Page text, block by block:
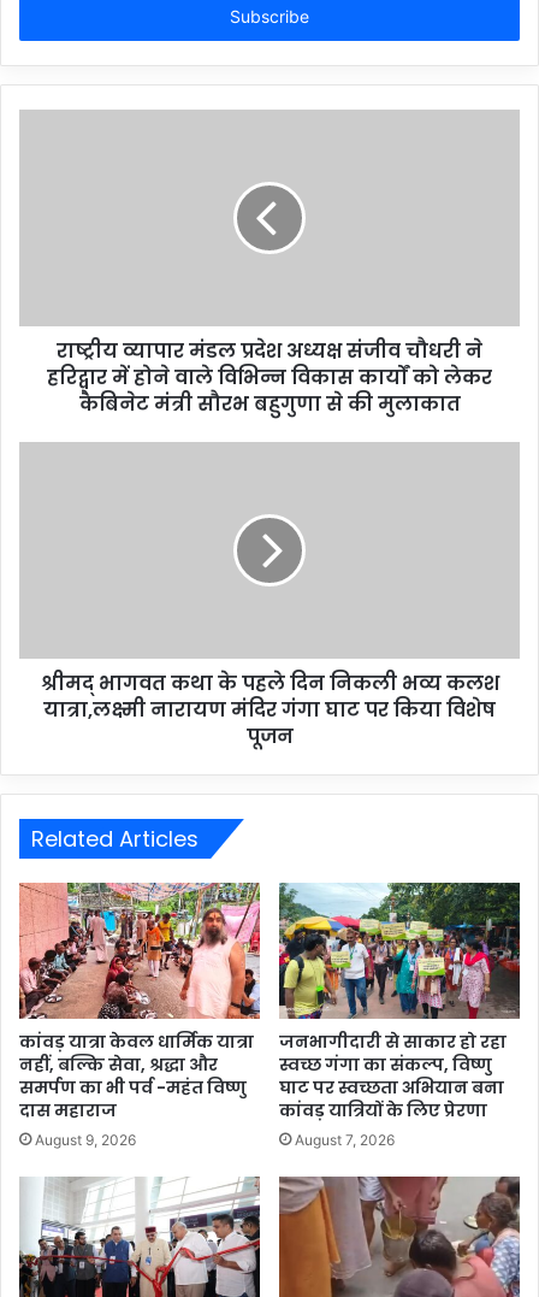
राष्ट्रीय व्यापार मंडल प्रदेश अध्यक्ष संजीव चौधरी ने
हरिद्वार में होने वाले विभिन्न विकास कार्यों को लेकर
कैबिनेट मंत्री सौरभ बहुगुणा से की मुलाकात
श्रीमद् भागवत कथा के पहले दिन निकली भव्य कलश
यात्रा,लक्ष्मी नारायण मंदिर गंगा घाट पर किया विशेष
पूजन
Related Articles
कांवड़ यात्रा केवल धार्मिक यात्रा
नहीं, बल्कि सेवा, श्रद्धा और
समर्पण का भी पर्व -महंत विष्णु
दास महाराज
August 9, 2026
जनभागीदारी से साकार हो रहा
स्वच्छ गंगा का संकल्प, विष्णु
घाट पर स्वच्छता अभियान बना
कांवड़ यात्रियों के लिए प्रेरणा
August 7, 2026